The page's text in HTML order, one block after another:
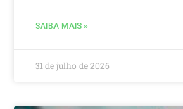
SAIBA MAIS »
31 de julho de 2026